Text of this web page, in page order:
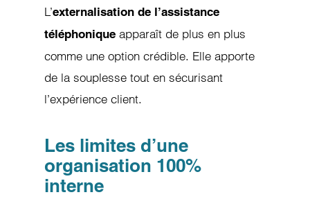
L’externalisation de l’assistance
téléphoniqueapparaît de plus en plus
comme une option crédible. Elle apporte
de la souplesse tout en sécurisant
l’expérience client.
Les limites d’une
organisation 100%
interne